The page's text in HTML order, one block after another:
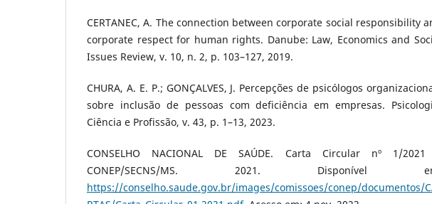
CERTANEC, A. The connection between corporate social responsibility
corporate respect for human rights. Danube: Law, Economics and
Issues Review, v. 10, n. 2, p. 103–127, 2019.
CHURA, A. E. P.; GONÇALVES, J. Percepções de psicólogos
sobre inclusão de pessoas com deficiência em empresas.
Ciência e Profissão, v. 43, p. 1–13, 2023.
CONSELHO NACIONAL DE SAÚDE. Carta Circular nº 1/
CONEP/SECNS/MS. 2021. Disponível
https://conselho.saude.gov.br/images/comissoes/conep/documentos/